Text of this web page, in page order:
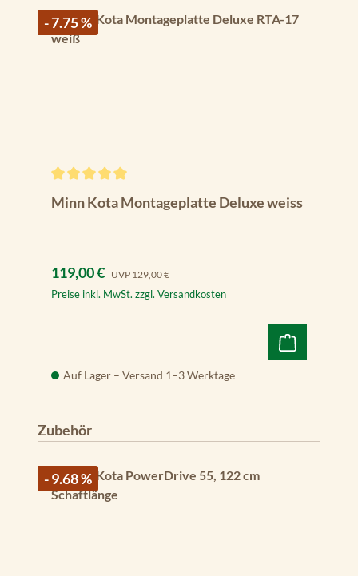
- 7.75 %
Minn Kota Montageplatte Deluxe weiss
Verkaufspreis:
119,00 € UVP 129,00 €
Preise inkl. MwSt. zzgl. Versandkosten
Auf Lager – Versand 1–3 Werktage
Produktgalerie überspringen
Zubehör
- 9.68 %